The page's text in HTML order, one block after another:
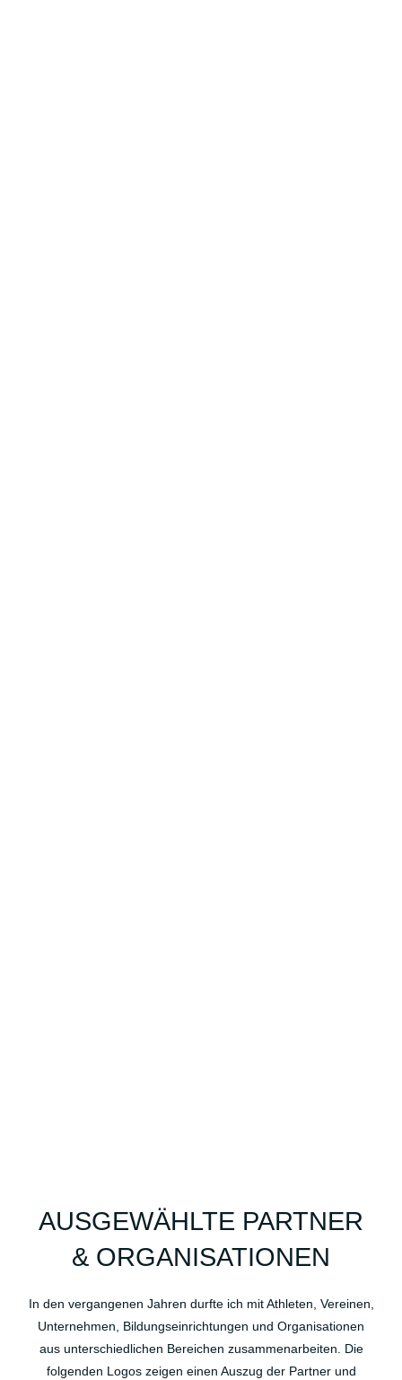
Hamburg. Firmenfitness Wien. Firmenfitness Salzgitter. Firmenfitness Hannover. BGM.
BGF. Betriebliches Gesundheitsmanagement. Betriebliches Gesundheitsmanagement
Gesundheitsmanagement Hannover. Betriebliches Gesundheitsmanagement Wolfenbüttel.
Betriebliches Gesundheitsmanagement Salzgitter. Betriebliches
AUSGEWÄHLTE PARTNER
& ORGANISATIONEN
In den vergangenen Jahren durfte ich mit Athleten, Vereinen,
Unternehmen, Bildungseinrichtungen und Organisationen
aus unterschiedlichen Bereichen zusammenarbeiten. Die
folgenden Logos zeigen einen Auszug der Partner und